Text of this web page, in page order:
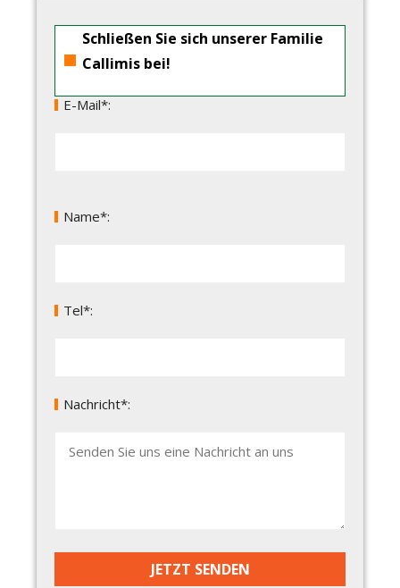
Schließen Sie sich unserer Familie
Callimis bei!
E-Mail*:
Name*:
Tel*:
Nachricht*: